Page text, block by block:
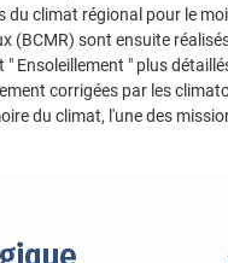
climat régional pour le
sont ensuite
Ensoleillement " plus
corrigées par les
du climat, l'une des